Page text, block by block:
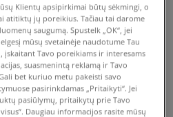
Klientų apsipirkimai būtų sėkmingi, o
atitiktų jų poreikius. Tačiau tai darome
saugumą. Spustelk „OK“, jei
mūsų svetainėje naudotume Tau
Tavo poreikiams ir interesams
suasmenintą reklamą ir Tavo
bet kuriuo metu pakeisti savo
pasirinkdamas „Pritaikyti“. Jei
pasiūlymų, pritaikytų prie Tavo
Daugiau informacijos rasite mūsų